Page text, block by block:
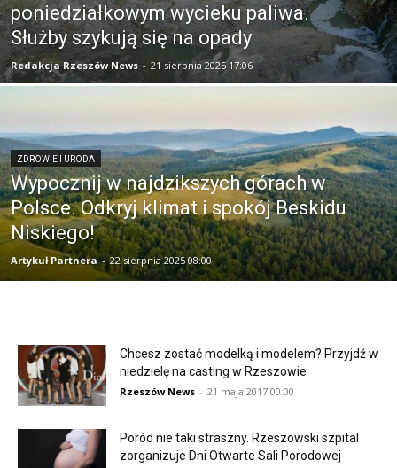
poniedziałkowym wycieku paliwa.
Służby szykują się na opady
Redakcja Rzeszów News - 21 sierpnia 2025 17:06
ZDROWIE I URODA
Wypocznij w najdzikszych górach w
Polsce. Odkryj klimat i spokój Beskidu
Niskiego!
Artykuł Partnera - 22 sierpnia 2025 08:00
Chcesz zostać modelką i modelem? Przyjdź w
niedzielę na casting w Rzeszowie
Rzeszów News - 21 maja 2017 00:00
Poród nie taki straszny. Rzeszowski szpital
zorganizuje Dni Otwarte Sali Porodowej